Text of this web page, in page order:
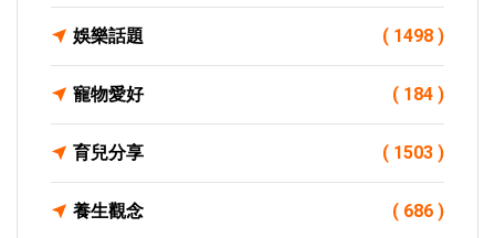
娛樂話題 ( 1498 )
寵物愛好 ( 184 )
育兒分享 ( 1503 )
養生觀念 ( 686 )